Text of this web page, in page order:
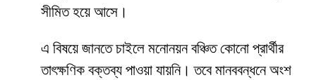
সীমিত হয়ে আসে।
এ বিষয়ে জানতে চাইলে মনোনয়ন বঞ্চিত কোনো প্রার্থীর
তাৎক্ষণিক বক্তব্য পাওয়া যায়নি। তবে মানববন্ধনে অংশ